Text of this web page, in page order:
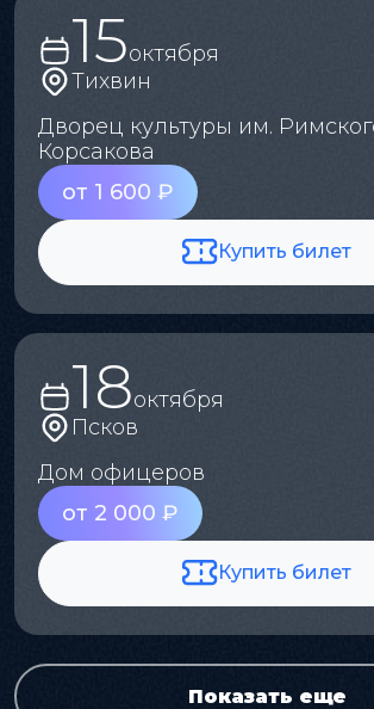
15октября
Тихвин
Дворец культуры им.
Корсакова
от 1 600 ₽
Купить билет
18октября
Псков
Дом офицеров
от 2 000 ₽
Купить билет
Показать еще